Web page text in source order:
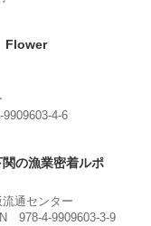
4-6
の漁業密着ルポ
通センター
4-9909603-3-9